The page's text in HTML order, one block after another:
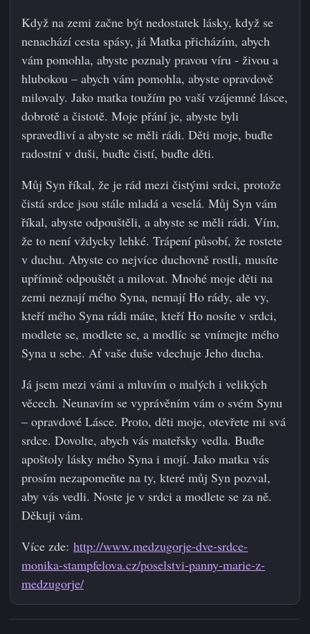
Když na zemi začne být nedostatek lásky, když se
nenachází cesta spásy, já Matka přicházím, abych
vám pomohla, abyste poznaly pravou víru - živou a
hlubokou – abych vám pomohla, abyste opravdově
milovaly. Jako matka toužím po vaší vzájemné lásce,
dobrotě a čistotě. Moje přání je, abyste byli
spravedliví a abyste se měli rádi. Děti moje, buďte
radostní v duši, buďte čistí, buďte děti.
Můj Syn říkal, že je rád mezi čistými srdci, protože
čistá srdce jsou stále mladá a veselá. Můj Syn vám
říkal, abyste odpouštěli, a abyste se měli rádi. Vím,
že to není vždycky lehké. Trápení působí, že rostete
v duchu. Abyste co nejvíce duchovně rostli, musíte
upřímně odpouštět a milovat. Mnohé moje děti na
zemi neznají mého Syna, nemají Ho rády, ale vy,
kteří mého Syna rádi máte, kteří Ho nosíte v srdci,
modlete se, modlete se, a modlíc se vnímejte mého
Syna u sebe. Ať vaše duše vdechuje Jeho ducha.
Já jsem mezi vámi a mluvím o malých i velikých
věcech. Neunavím se vyprávěním vám o svém Synu
– opravdové Lásce. Proto, děti moje, otevřete mi svá
srdce. Dovolte, abych vás mateřsky vedla. Buďte
apoštoly lásky mého Syna i mojí. Jako matka vás
prosím nezapomeňte na ty, které můj Syn pozval,
aby vás vedli. Noste je v srdci a modlete se za ně.
Děkuji vám.
Více zde: http://www.medzugorje-dve-srdce-
monika-stampfelova.cz/poselstvi-panny-marie-z-
medzugorje/